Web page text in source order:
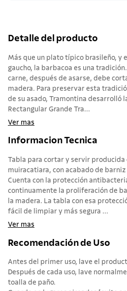
Detalle del producto
Más que un plato típico brasileño, y
gaucho, la barbacoa es una
carne, después de asarse, debe
madera. Para preservar esta
de su asado, Tramontina desarrolló
Rectangular Grande Tra...
Ver mas
Informacion Tecnica
Tabla para cortar y servir producida
muiracatiara, con acabado de barniz
Cuenta con la protección
continuamente la proliferación de
la madera. La tabla con esa
fácil de limpiar y más segura ...
Ver mas
Recomendación de Uso
Antes del primer uso, lave el
Después de cada uso, lave
toalla de paño.